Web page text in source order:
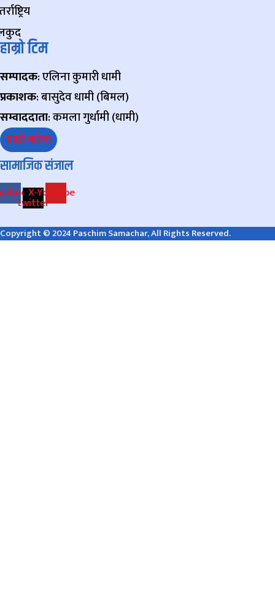
हाम्रो टिम
सम्पादक: एलिना कुमारी धामी
प्रकाशक: बासुदेव धामी (बिमल)
सम्वाददाता: कमला गुर्धामी (धामी)
हाम्रो बारेमा
सामाजिक संजाल
X-
twitter
Youtube
Copyright © 2024 Paschim Samachar, All Rights Reserved.